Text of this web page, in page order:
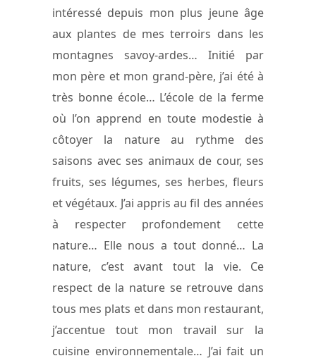
intéressé depuis mon plus jeune âge
aux plantes de mes terroirs dans les
montagnes savoy-ardes… Initié par
mon père et mon grand-père, j’ai été à
très bonne école… L’école de la ferme
où l’on apprend en toute modestie à
côtoyer la nature au rythme des
saisons avec ses animaux de cour, ses
fruits, ses légumes, ses herbes, fleurs
et végétaux. J’ai appris au fil des années
à respecter profondement cette
nature… Elle nous a tout donné… La
nature, c’est avant tout la vie. Ce
respect de la nature se retrouve dans
tous mes plats et dans mon restaurant,
j’accentue tout mon travail sur la
cuisine environnementale… J’ai fait un